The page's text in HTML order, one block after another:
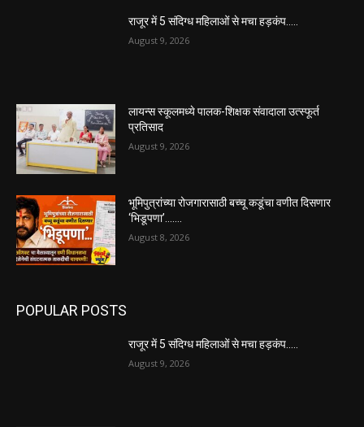
राजूर में 5 संदिग्ध महिलाओं से मचा हड़कंप…..
August 9, 2026
लायन्स स्कूलमध्ये पालक-शिक्षक संवादाला उत्स्फूर्त
प्रतिसाद
August 9, 2026
भूमिपुत्रांच्या रोजगारासाठी बच्चू कडूंचा वणीत दिसणार
‘भिडूपणा’…….
August 8, 2026
POPULAR POSTS
राजूर में 5 संदिग्ध महिलाओं से मचा हड़कंप…..
August 9, 2026